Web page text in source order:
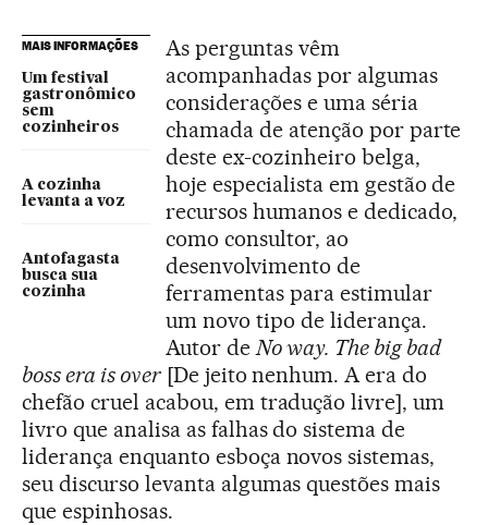
MAIS INFORMAÇÕES
Um festival
gastronômico
sem
cozinheiros
A cozinha
levanta a voz
Antofagasta
busca sua
cozinha
As perguntas vêm
acompanhadas por algumas
considerações e uma séria
chamada de atenção por parte
deste ex-cozinheiro belga,
hoje especialista em gestão de
recursos humanos e dedicado,
como consultor, ao
desenvolvimento de
ferramentas para estimular
um novo tipo de liderança.
Autor de No way. The big bad
boss era is over[De jeito nenhum. A era do
chefão cruel acabou, em tradução livre], um
livro que analisa as falhas do sistema de
liderança enquanto esboça novos sistemas,
seu discurso levanta algumas questões mais
que espinhosas.